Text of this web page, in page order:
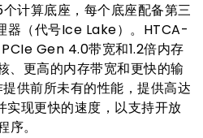
计算底座，每个底座配备第三
器（代号Ice Lake）。HTCA-
Gen 4.0带宽和1.2倍内存
、更高的内存带宽和更快的输
供前所未有的性能，提供高达
实现更快的速度，以支持开放
。